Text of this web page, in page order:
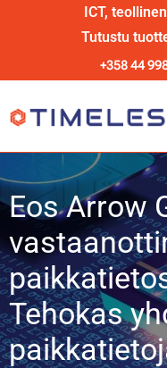
ICT,
Tutustu
+358 44
Eos Arrow
Tehokas